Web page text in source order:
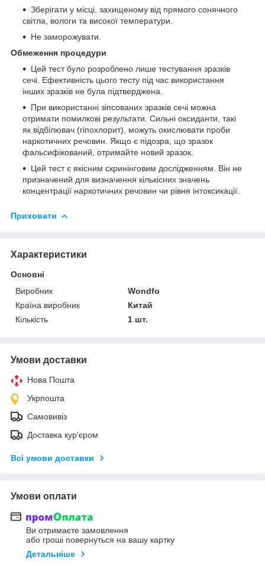
Зберігати у місці, захищеному від прямого сонячного
світла, вологи та високої температури.
Не заморожувати.
Обмеження процедури
Цей тест було розроблено лише тестування зразків
сечі. Ефективність цього тесту під час використання
інших зразків не була підтверджена.
При використанні зіпсованих зразків сечі можна
отримати помилкові результати. Сильні оксиданти, такі
як відбілювач (гіпохлорит), можуть окислювати проби
наркотичних речовин. Якщо є підозра, що зразок
фальсифікований, отримайте новий зразок.
Цей тест є якісним скринінговим дослідженням. Він не
призначений для визначення кількісних значень
концентрації наркотичних речовин чи рівня інтоксикації.
Приховати
Характеристики
Основні
Виробник
Wondfo
Країна виробник
Китай
Кількість
1 шт.
Умови доставки
Нова Пошта
Укрпошта
Самовивіз
Доставка кур'єром
Всі умови доставки
Умови оплати
Ви отримаєте замовлення
або гроші повернуться на вашу картку
Детальніше